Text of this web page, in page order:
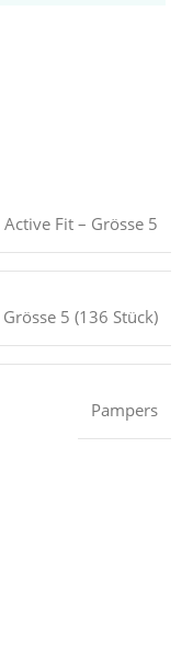
Active Fit – Grösse 5
Grösse 5 (136 Stück)
Pampers